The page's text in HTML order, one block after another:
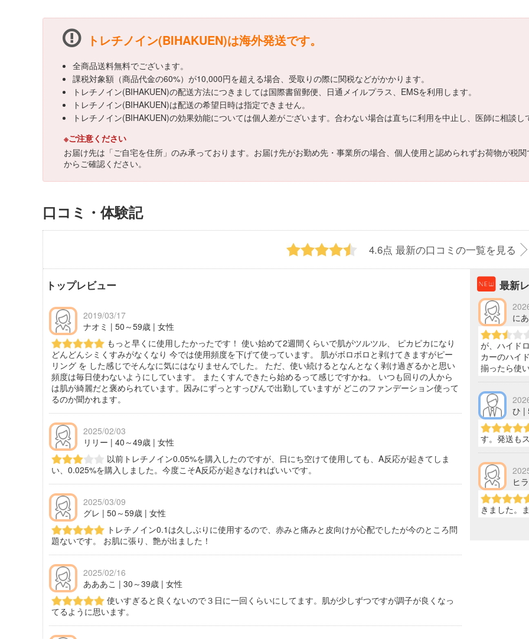
トレチノイン(BIHAKUEN)は海外発送です。
全商品送料無料でございます。
課税対象額（商品代金の60%）が10,000円を超える場合、受取りの際に関税などがかかります。
トレチノイン(BIHAKUEN)の配送方法につきましては国際書留郵便、日通メイルプラス、EMSを利用します。
トレチノイン(BIHAKUEN)は配送の希望日時は指定できません。
トレチノイン(BIHAKUEN)の効果効能については個人差がございます。合わない場合は直ちに利用を中止し、医師に相談し
※ご注意ください
お届け先は「ご自宅を住所」のみ承っております。お届け先がお勤め先・事業所の場合、個人使用と認められずお荷物が税
からご確認ください。
口コミ・体験記
4.6点 最新の口コミの一覧を見る
トップレビュー
2019/03/17
ナオミ | 50～59歳 | 女性
もっと早くに使用したかったです！ 使い始めて2週間くらいで肌がツルツル、 ピカピカになり
どんどんシミくすみがなくなり 今では使用頻度を下げて使っています。 肌がボロボロと剥けてきますがピー
リング を した感じでそんなに気にはなりませんでした。 ただ、使い続けるとなんとなく剥け過ぎるかと思い
頻度は毎日使わないようにしています。 またくすんできたら始めるって感じですかね。 いつも回りの人から
は肌が綺麗だと褒められています。因みにずっとすっぴんで出勤していますが どこのファンデーション使って
るのか聞かれます。
2025/02/03
リリー | 40～49歳 | 女性
以前トレチノイン0.05%を購入したのですが、日にち空けて使用しても、A反応が起きてしま
い、0.025%を購入しました。今度こそA反応が起きなければいいです。
2025/03/09
グレ | 50～59歳 | 女性
トレチノイン0.1は久しぶりに使用するので、赤みと痛みと皮向けが心配でしたが今のところ問
題ないです。 お肌に張り、艶が出ました！
2025/02/16
あああこ | 30～39歳 | 女性
使いすぎると良くないので３日に一回くらいにしてます。肌が少しずつですが調子が良くなっ
てるように思います。
最新
に
が、ハイド
カーのハイ
揃ったら使
ひ |
す。発送も
ヒ
きました。